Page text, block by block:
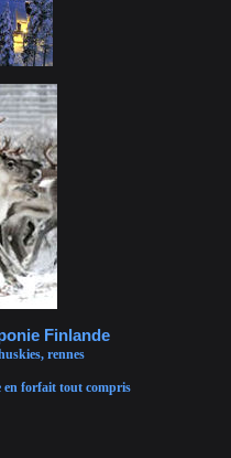
Finlande
rennes
en forfait tout compris